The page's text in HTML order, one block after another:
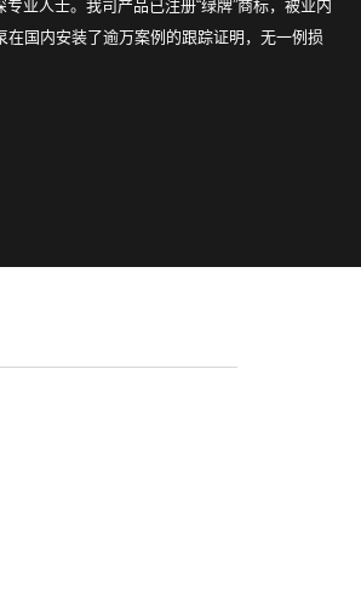
业人士。我司产品已注册“绿牌”商标，被业内
国内安装了逾万案例的跟踪证明，无一例损